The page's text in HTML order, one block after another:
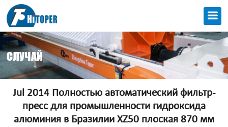
СЛУЧАЙ
Jul 2014 Полностью автоматический фильтр-
пресс для промышленности гидроксида
алюминия в Бразилии XZ50 плоская 870 мм